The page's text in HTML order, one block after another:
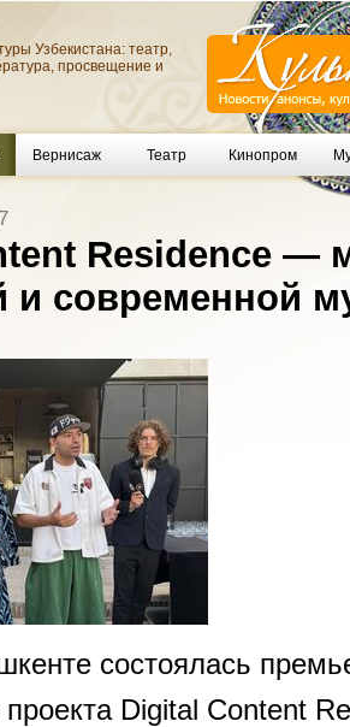
Узбекистана: театр,
просвещение и
Вернисаж Театр Кинопром
Residence —
и современной
состоялась
проекта Digital Content